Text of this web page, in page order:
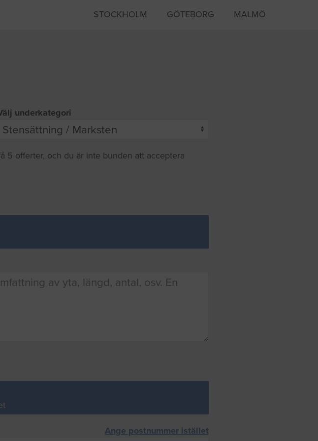
STOCKHOLM GÖTEBORG MALMÖ
underkategori
5 offerter, och du är inte bunden att acceptera
Ange postnummer istället